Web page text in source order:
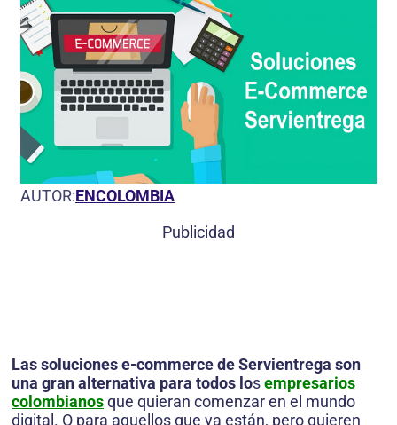
AUTOR:ENCOLOMBIA
Publicidad
Las soluciones e-commerce de Servientrega son
una gran alternativa para todos losempresarios
colombianosque quieran comenzar en el mundo
digital. O para aquellos que ya están, pero quieren